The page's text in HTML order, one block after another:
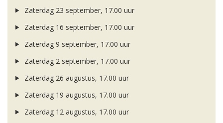
Zaterdag 23 september, 17.00 uur
Zaterdag 16 september, 17.00 uur
Zaterdag 9 september, 17.00 uur
Zaterdag 2 september, 17.00 uur
Zaterdag 26 augustus, 17.00 uur
Zaterdag 19 augustus, 17.00 uur
Zaterdag 12 augustus, 17.00 uur